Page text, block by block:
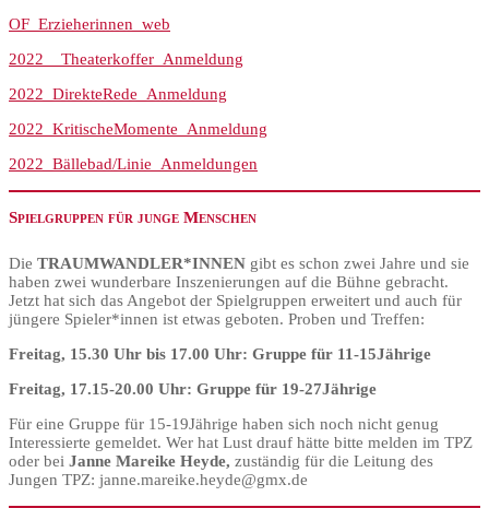
OF_Erzieherinnen_web
2022__Theaterkoffer_Anmeldung
2022_DirekteRede_Anmeldung
2022_KritischeMomente_Anmeldung
2022_Bällebad/Linie_Anmeldungen
Spielgruppen für junge Menschen
Die TRAUMWANDLER*INNEN gibt es schon zwei Jahre und sie
haben zwei wunderbare Inszenierungen auf die Bühne gebracht.
Jetzt hat sich das Angebot der Spielgruppen erweitert und auch für
jüngere Spieler*innen ist etwas geboten. Proben und Treffen:
Freitag, 15.30 Uhr bis 17.00 Uhr: Gruppe für 11-15Jährige
Freitag, 17.15-20.00 Uhr: Gruppe für 19-27Jährige
Für eine Gruppe für 15-19Jährige haben sich noch nicht genug
Interessierte gemeldet. Wer hat Lust drauf hätte bitte melden im TPZ
oder bei Janne Mareike Heyde, zuständig für die Leitung des
Jungen TPZ: janne.mareike.heyde@gmx.de